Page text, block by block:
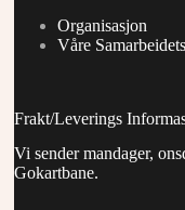
Organisasjon
Våre
Frakt/Leverings
Vi sender mandager,
Gokartbane.